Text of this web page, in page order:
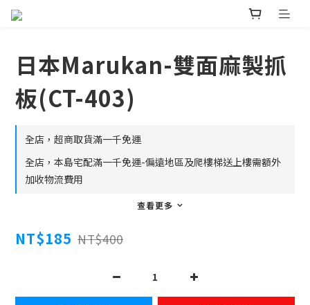
日本Marukan-雙面麻製抓
板(CT-403)
全店，超商取貨滿一千免運
全店，本島宅配滿一千免運-偏遠地區及爬樓梯送上樓需額外
加收物流費用
查看更多
NT$185 NT$400